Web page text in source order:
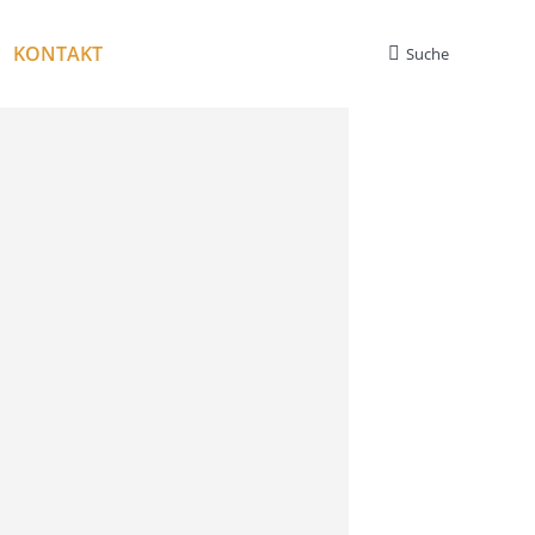
KONTAKT Search:
Suche